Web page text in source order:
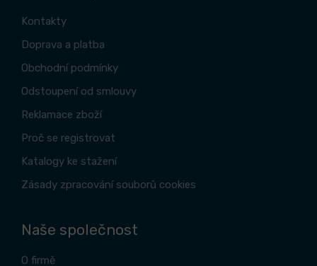
Kontakty
Doprava a platba
Obchodní podmínky
Odstoupení od smlouvy
Reklamace zboží
Proč se registrovat
Katalogy ke stažení
Zásady zpracování souborů cookies
Naše společnost
O firmě